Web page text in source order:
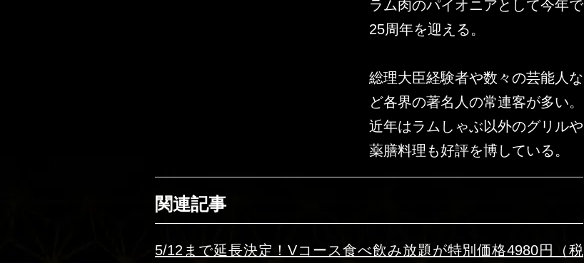
ラム肉のパイオニアとして今年で
25周年を迎える。
総理大臣経験者や数々の芸能人な
ど各界の著名人の常連客が多い。
近年はラムしゃぶ以外のグリルや
薬膳料理も好評を博している。
関連記事
5/12まで延長決定！Vコース食べ飲み放題が特別価格4980円（税